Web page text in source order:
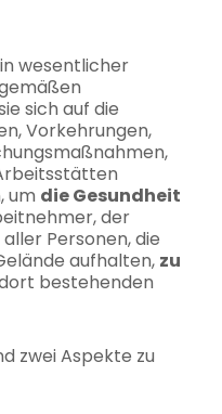
wesentlicher
sich auf die
Vorkehrungen,
um die Gesundheit
der
Personen, die
aufhalten, zu
bestehenden
zwei Aspekte zu